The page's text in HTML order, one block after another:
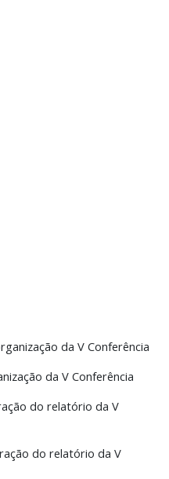
da V Conferência
da V Conferência
do relatório da V
do relatório da V